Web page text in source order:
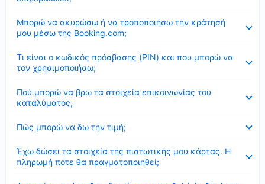
Μπορώ να ακυρώσω ή να τροποποιήσω την κράτησή
μου μέσω της Booking.com;
Τι είναι ο κωδικός πρόσβασης (PIN) και που μπορώ να
τον χρησιμοποιήσω;
Πού μπορώ να βρω τα στοιχεία επικοινωνίας του
καταλύματος;
Πώς μπορώ να δω την τιμή;
Έχω δώσει τα στοιχεία της πιστωτικής μου κάρτας. Η
πληρωμή πότε θα πραγματοποιηθεί;